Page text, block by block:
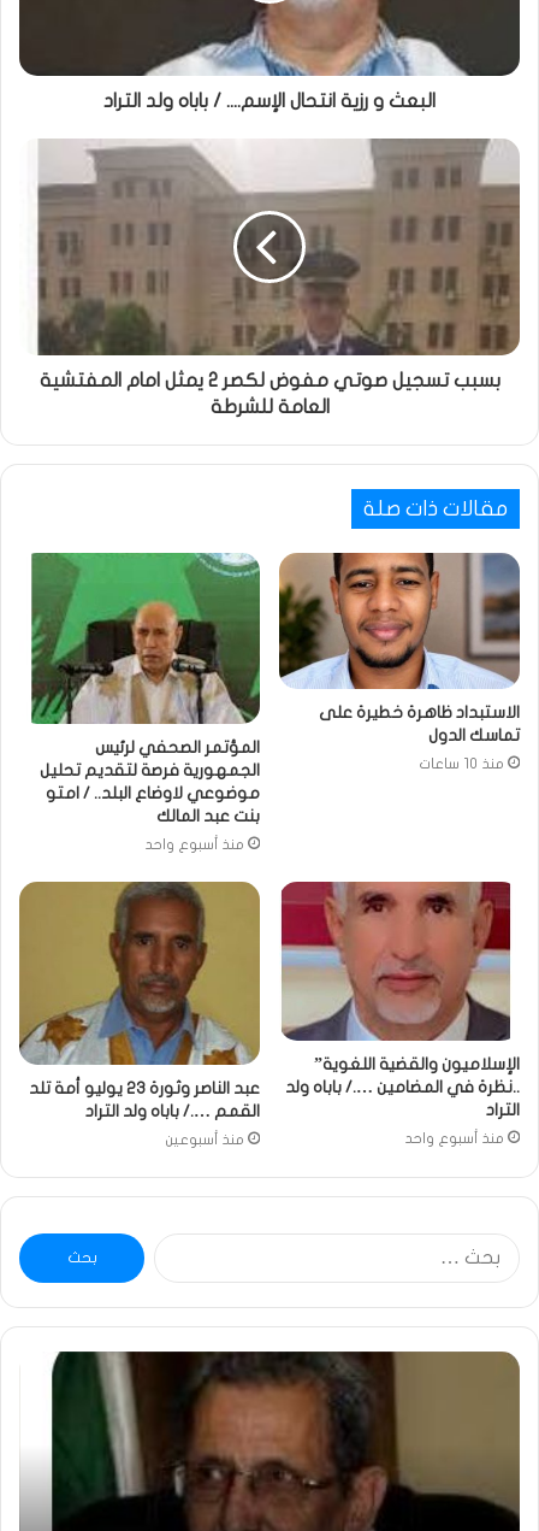
البعث و رزية انتحال الإسم.... / باباه ولد التراد
بسبب تسجيل صوتي مفوض لكصر 2 يمثل امام المفتشية
العامة للشرطة
مقالات ذات صلة
الاستبداد ظاهرة خطيرة على
تماسك الدول
منذ 10 ساعات
المؤتمر الصحفي لرئيس
الجمهورية فرصة لتقديم تحليل
موضوعي لاوضاع البلد.. / امتو
بنت عبد المالك
منذ أسبوع واحد
الإسلاميون والقضية اللغوية”
..نظرة في المضامين …./ باباه ولد
التراد
منذ أسبوع واحد
عبد الناصر وثورة 23 يوليو أمة تلد
القمم …./ باباه ولد التراد
منذ أسبوعين
البحث
عن:
ومضة
بالحقيقة…/
الشريف